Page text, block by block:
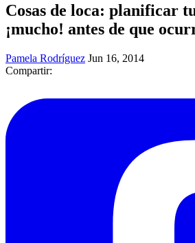
Cosas de loca: planificar
¡mucho! antes de que
Pamela Rodríguez Jun 16, 2014
Compartir: